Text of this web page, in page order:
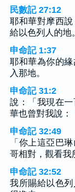
民數記 27:12
耶和華對摩西
給以色列人的地。
申命記 1:37
耶和華為你的
入那地。
申命記 31:2
說：「我現在
華也曾對我說：
申命記 32:49
「你上這亞巴
哥相對，觀看我
申命記 32:52
我所賜給以色